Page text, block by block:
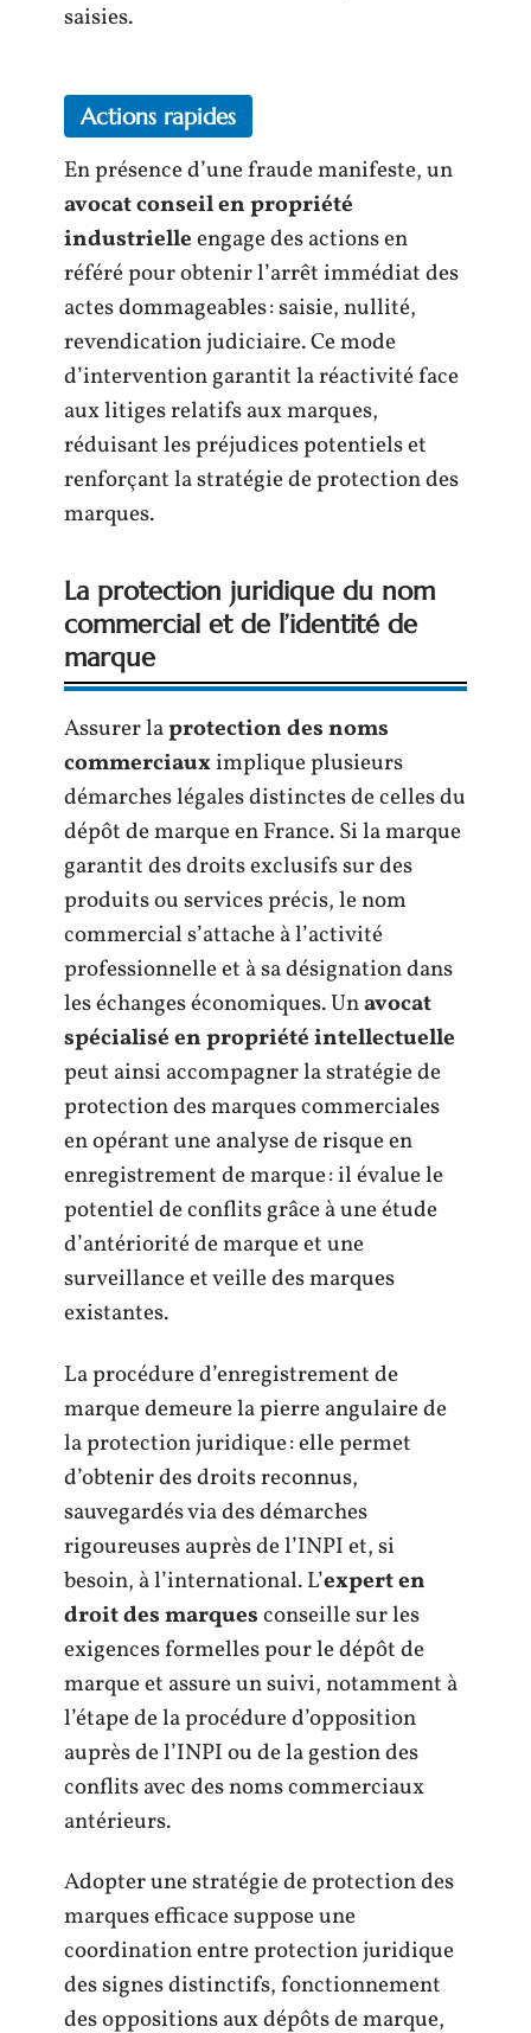
saisies.
Actions rapides
En présence d’une fraude manifeste, un
avocat conseil en propriété
industrielleengage des actions en
référé pour obtenir l’arrêt immédiat des
actes dommageables : saisie, nullité,
revendication judiciaire. Ce mode
d’intervention garantit la réactivité face
aux litiges relatifs aux marques,
réduisant les préjudices potentiels et
renforçant la stratégie de protection des
marques.
La protection juridique du nom
commercial et de l’identité de
marque
Assurer laprotection des noms
commerciauximplique plusieurs
démarches légales distinctes de celles du
dépôt de marque en France. Si la marque
garantit des droits exclusifs sur des
produits ou services précis, le nom
commercial s’attache à l’activité
professionnelle et à sa désignation dans
les échanges économiques. Unavocat
spécialisé en propriété intellectuelle
peut ainsi accompagner la stratégie de
protection des marques commerciales
en opérant une analyse de risque en
enregistrement de marque : il évalue le
potentiel de conflits grâce à une étude
d’antériorité de marque et une
surveillance et veille des marques
existantes.
La procédure d’enregistrement de
marque demeure la pierre angulaire de
la protection juridique : elle permet
d’obtenir des droits reconnus,
sauvegardés via des démarches
rigoureuses auprès de l’INPI et, si
besoin, à l’international. L’expert en
droit des marquesconseille sur les
exigences formelles pour le dépôt de
marque et assure un suivi, notamment à
l’étape de la procédure d’opposition
auprès de l’INPI ou de la gestion des
conflits avec des noms commerciaux
antérieurs.
Adopter une stratégie de protection des
marques efficace suppose une
coordination entre protection juridique
des signes distinctifs, fonctionnement
des oppositions aux dépôts de marque,